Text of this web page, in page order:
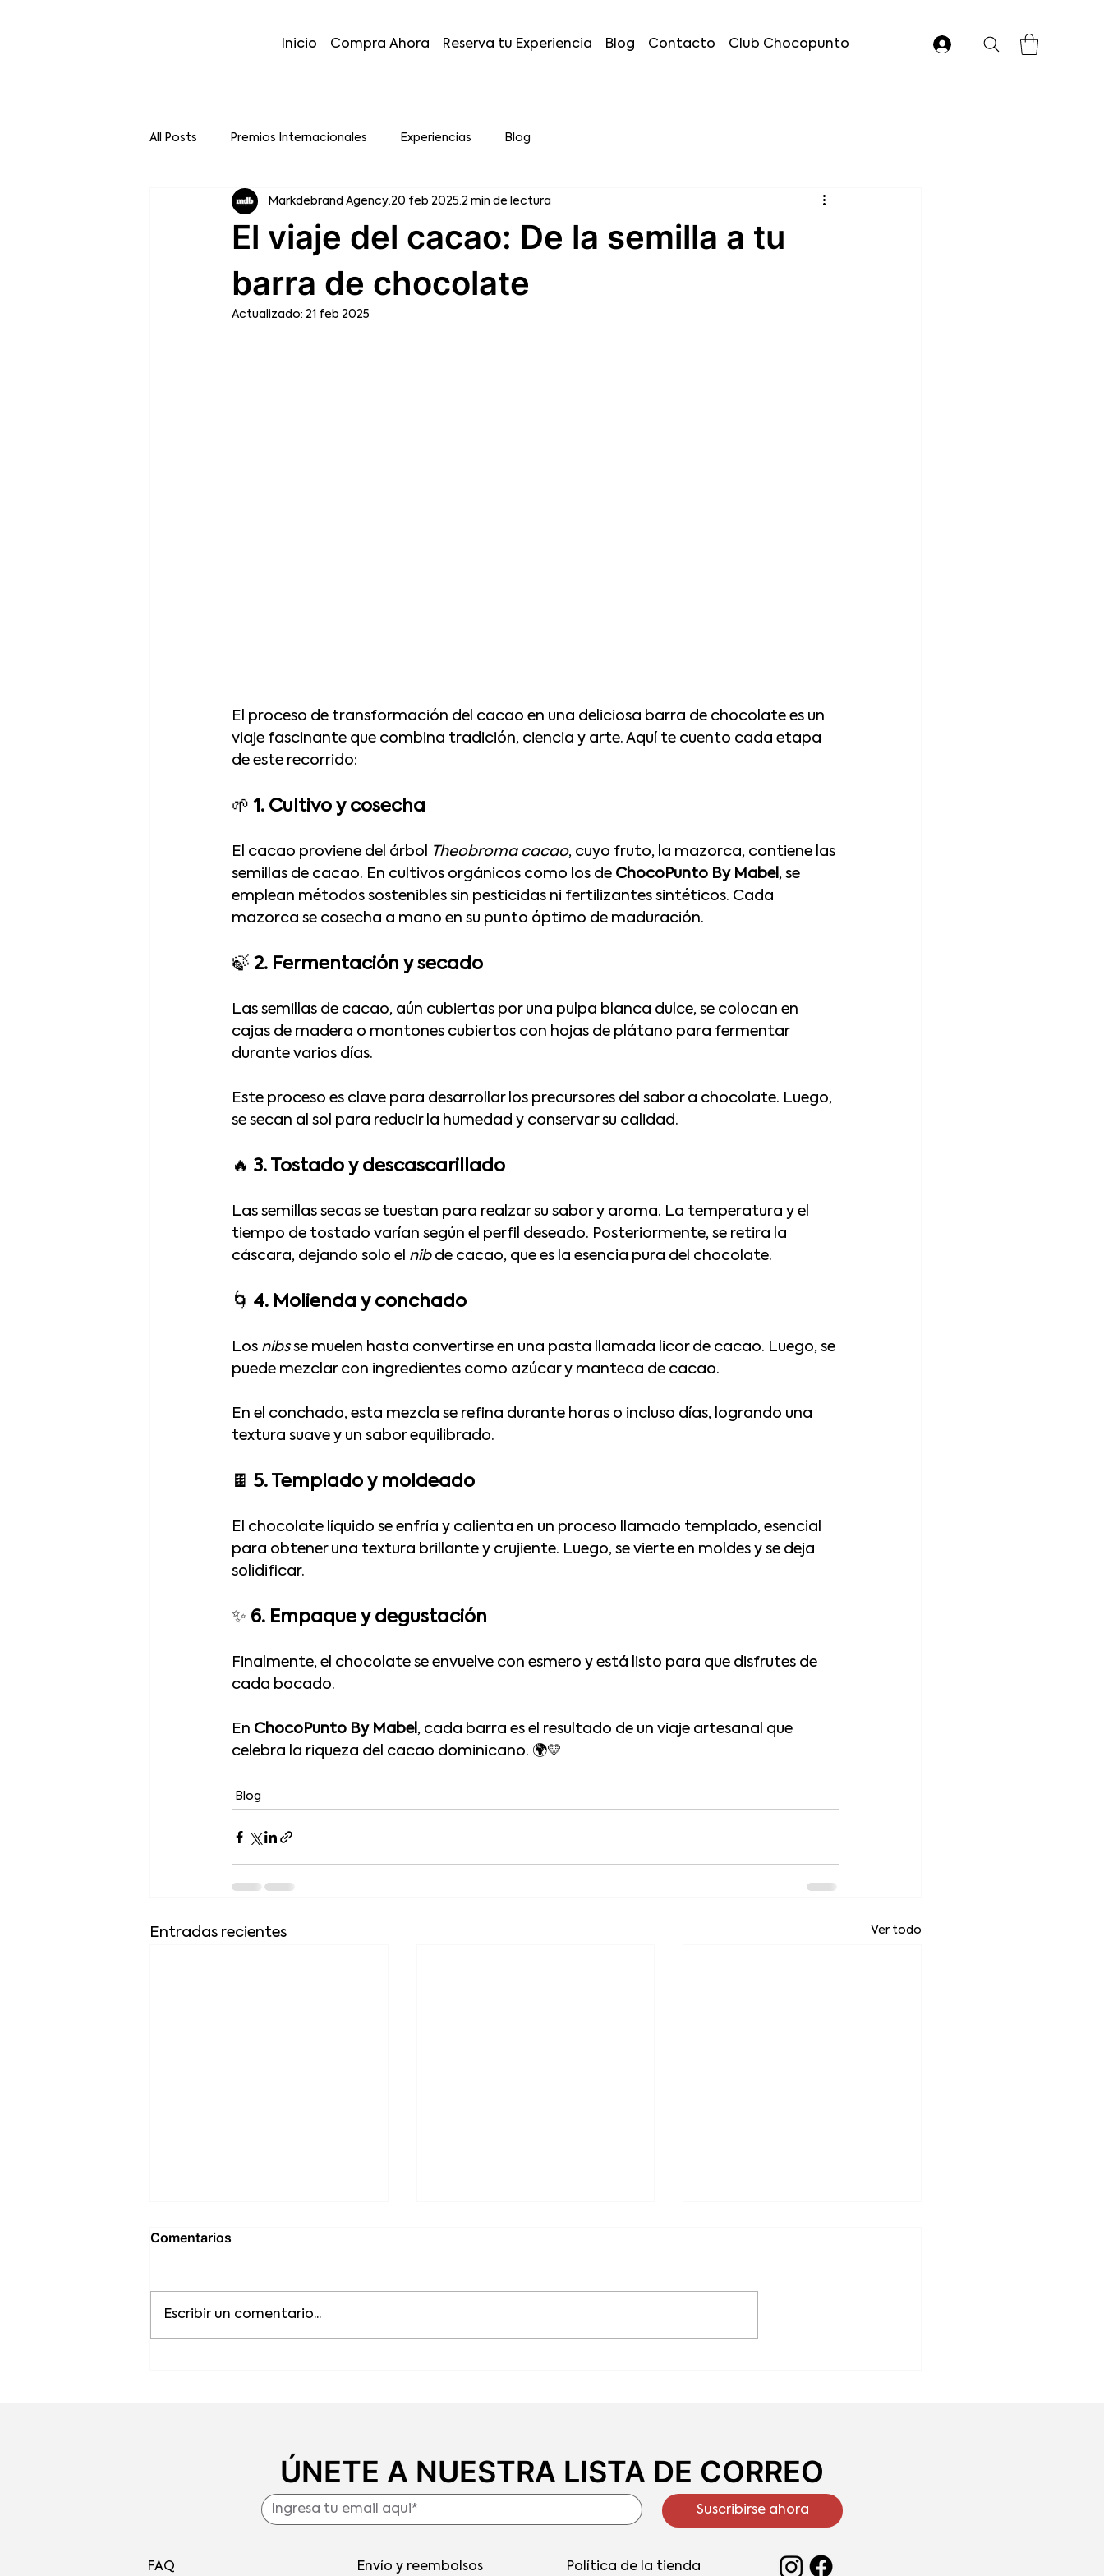
Inicio Compra Ahora Reserva tu Experiencia Blog Contacto Club Chocopunto
All Posts Premios Internacionales Experiencias Blog
El viaje del cacao: De la semilla a tu
barra de chocolate
Markdebrand Agency 20 feb 2025 2 min de lectura
Actualizado: 21 feb 2025
El proceso de transformación del cacao en una deliciosa barra de chocolate es un
viaje fascinante que combina tradición, ciencia y arte. Aquí te cuento cada etapa
de este recorrido:
🌱 1. Cultivo y cosecha
El cacao proviene del árbol Theobroma cacao, cuyo fruto, la mazorca, contiene las
semillas de cacao. En cultivos orgánicos como los de ChocoPunto By Mabel , se
emplean métodos sostenibles sin pesticidas ni fertilizantes sintéticos. Cada
mazorca se cosecha a mano en su punto óptimo de maduración.
🍃 2. Fermentación y secado
Las semillas de cacao, aún cubiertas por una pulpa blanca dulce, se colocan en
cajas de madera o montones cubiertos con hojas de plátano para fermentar
durante varios días.
Este proceso es clave para desarrollar los precursores del sabor a chocolate. Luego,
se secan al sol para reducir la humedad y conservar su calidad.
🔥 3. Tostado y descascarillado
Las semillas secas se tuestan para realzar su sabor y aroma. La temperatura y el
tiempo de tostado varían según el perfil deseado. Posteriormente, se retira la
cáscara, dejando solo el nib de cacao, que es la esencia pura del chocolate.
🌀 4. Molienda y conchado
Los nibs se muelen hasta convertirse en una pasta llamada licor de cacao. Luego, se
puede mezclar con ingredientes como azúcar y manteca de cacao.
En el conchado, esta mezcla se refina durante horas o incluso días, logrando una
textura suave y un sabor equilibrado.
🍫 5. Templado y moldeado
El chocolate líquido se enfría y calienta en un proceso llamado templado, esencial
para obtener una textura brillante y crujiente. Luego, se vierte en moldes y se deja
solidificar.
✨ 6. Empaque y degustación
Finalmente, el chocolate se envuelve con esmero y está listo para que disfrutes de
cada bocado.
En ChocoPunto By Mabel , cada barra es el resultado de un viaje artesanal que
celebra la riqueza del cacao dominicano. 🌍💛
Blog
Entradas recientes Ver todo
Comentarios
Escribir un comentario...
ÚNETE A NUESTRA LISTA DE CORREO
Suscribirse ahora
FAQ Envío y reembolsos Política de la tienda